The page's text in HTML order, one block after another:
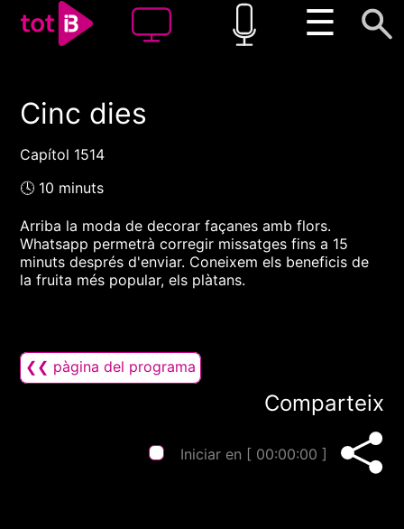
☰
00:00 00:00
Cinc dies
Capítol 1514
🕓 10 minuts
Arriba la moda de decorar façanes amb flors.
Whatsapp permetrà corregir missatges fins a 15
minuts després d'enviar. Coneixem els beneficis de
la fruita més popular, els plàtans.
❮❮ pàgina del programa
Comparteix
Iniciar en [ 00:00:00 ]